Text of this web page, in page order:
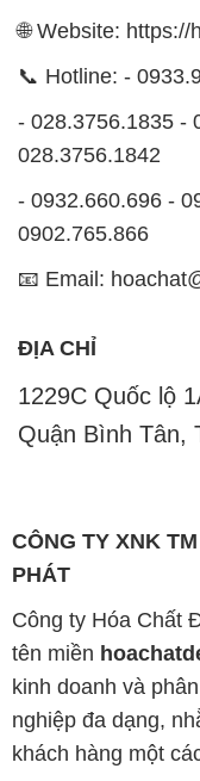
🌐 Website:
📞 Hotline: -
- 028.3756.1835 -
028.3756.1842
- 0932.660.696 -
0902.765.866
📧 Email:
ĐỊA CHỈ
1229C Quốc lộ
Quận Bình Tân,
CÔNG TY XNK
PHÁT
Công ty Hóa Chất
tên miền
kinh doanh và
nghiệp đa dạng,
khách hàng một